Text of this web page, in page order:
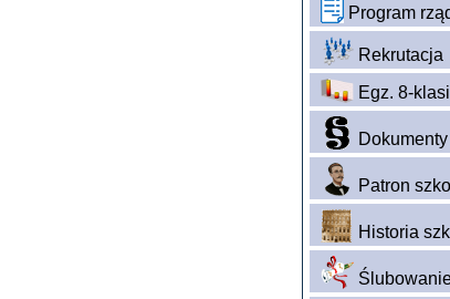
Program
Rekrutacja
Egz. 8-
Dokumenty
Patron
Historia